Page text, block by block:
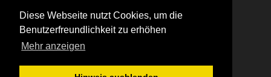
Diese Webseite nutzt Cookies, um die
Benutzerfreundlichkeit zu erhöhen
Mehr anzeigen
Bischof-Brand Straße 2
61440 Oberursel
(+49) 6171 - 98 11 80
(+49) 6171 - 98 28 10